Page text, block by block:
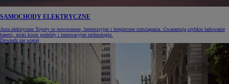
SAMOCHODY ELEKTRYCZNE
Auta elektryczne Toyoty to nowoczesne, bezemisyjne i bezpieczne rozwiązania. Gwarantują szybkie ładowanie
baterii, niski koszt podróży i innowacyjne technologie.
Dowiedz się więcej